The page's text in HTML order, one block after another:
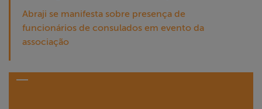
Abraji se manifesta sobre presença de
funcionários de consulados em evento da
associação